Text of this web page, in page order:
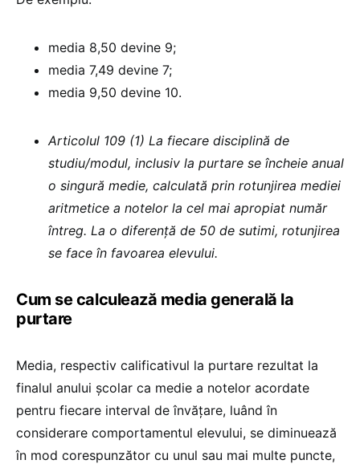
media 8,50 devine 9;
media 7,49 devine 7;
media 9,50 devine 10.
Articolul 109 (1) La fiecare disciplină de
studiu/modul, inclusiv la purtare se încheie anual
o singură medie, calculată prin rotunjirea mediei
aritmetice a notelor la cel mai apropiat număr
întreg. La o diferență de 50 de sutimi, rotunjirea
se face în favoarea elevului.
Cum se calculează media generală la
purtare
Media, respectiv calificativul la purtare rezultat la
finalul anului școlar ca medie a notelor acordate
pentru fiecare interval de învățare, luând în
considerare comportamentul elevului, se diminuează
în mod corespunzător cu unul sau mai multe puncte,